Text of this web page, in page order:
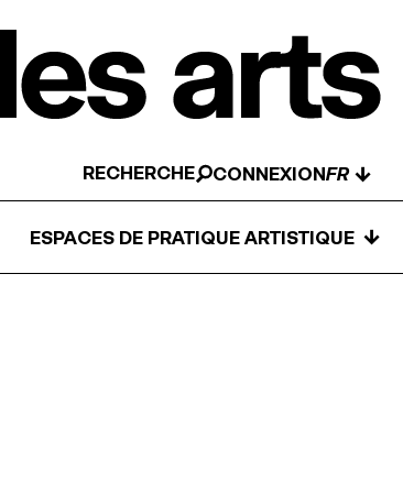
RECHERCHE CONNEXION ↓
ESPACES DE PRATIQUE ARTISTIQUE ↓